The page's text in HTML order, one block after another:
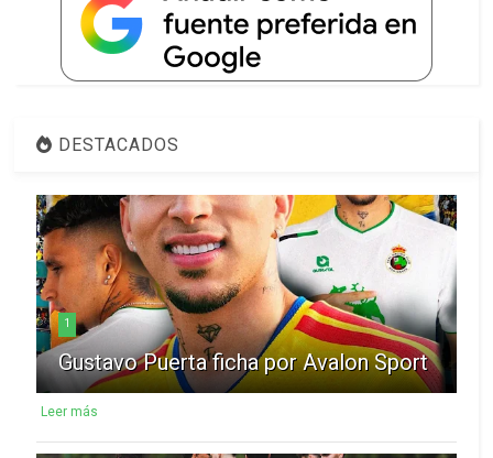
DESTACADOS
1
Gustavo Puerta ficha por Avalon Sport
Leer más